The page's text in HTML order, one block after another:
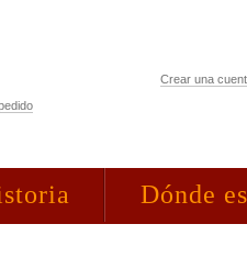
Crear una
Dónde